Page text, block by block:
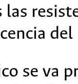
del
se va